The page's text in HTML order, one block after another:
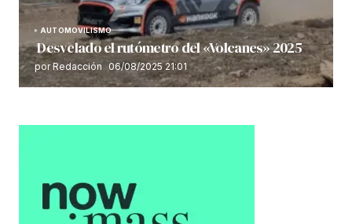
AUTOMOVILISMO
Desvelado el rutómetro del «Volcanes» 2025
por Redacción 06/08/2025 21:01